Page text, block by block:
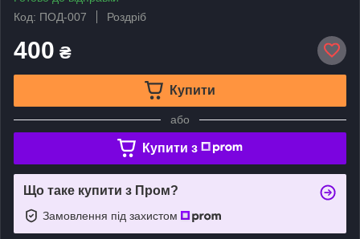
Код: ПОД-007
Роздріб
400 ₴
Купити
або
Купити з
Що таке купити з Пром?
Замовлення під захистом